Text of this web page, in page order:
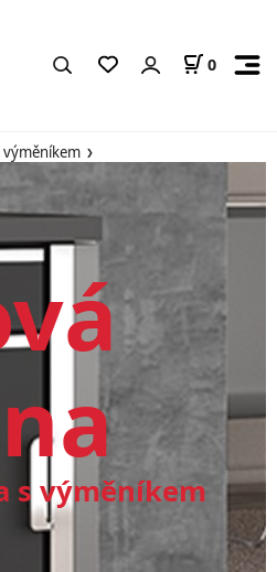
0
výměníkem
s výměníkem